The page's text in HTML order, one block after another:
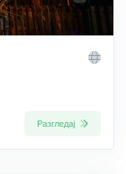
Разгледај